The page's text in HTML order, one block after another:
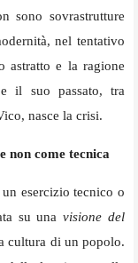
sono sovrastrutture
nel tentativo
astratto e la ragione
il suo passato, tra
nasce la crisi.
non come tecnica
esercizio tecnico o
su unavisione del
cultura di un popolo.